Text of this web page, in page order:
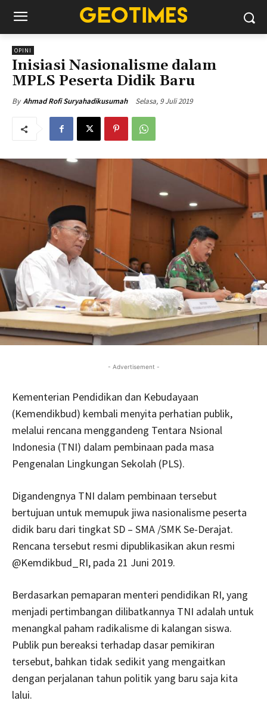
OPINI
Inisiasi Nasionalisme dalam
MPLS Peserta Didik Baru
By Ahmad Rofi Suryahadikusumah Selasa, 9 Juli 2019
- Advertisement -
Kementerian Pendidikan dan Kebudayaan
(Kemendikbud) kembali menyita perhatian publik,
melalui rencana menggandeng Tentara Nsional
Indonesia (TNI) dalam pembinaan pada masa
Pengenalan Lingkungan Sekolah (PLS).
Digandengnya TNI dalam pembinaan tersebut
bertujuan untuk memupuk jiwa nasionalisme peserta
didik baru dari tingkat SD – SMA /SMK Se-Derajat.
Rencana tersebut resmi dipublikasikan akun resmi
@Kemdikbud_RI, pada 21 Juni 2019.
Berdasarkan pemaparan menteri pendidikan RI, yang
menjadi pertimbangan dilibatkannya TNI adalah untuk
menangkal paham radikalisme di kalangan siswa.
Publik pun bereaksi terhadap dasar pemikiran
tersebut, bahkan tidak sedikit yang mengaitkan
dengan perjalanan tahun politik yang baru saja kita
lalui.